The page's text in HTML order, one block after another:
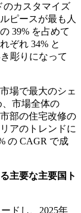
のカスタマイズ
ピースが最も人
39% を占めて
ぞれ 34% と
彫りになって
場で最大のシェ
、市場全体の
部の住宅改修の
アのトレンドに
の CAGR で成
主要な主要国ト
ドし、2025年